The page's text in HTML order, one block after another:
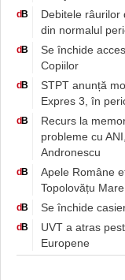
d B
Debitele râurilor
din normalul
d B
Se închide
Copiilor
d B
STPT anunță
Expres 3, în
d B
Recurs la
probleme cu
Andronescu
d B
Apele Române
Topolovățu Mare
d B Se închide
d B
UVT a atras
Europene